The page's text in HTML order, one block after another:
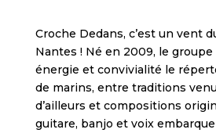
Croche Dedans, c’est un vent
Nantes ! Né en 2009, le
énergie et convivialité le
de marins, entre traditions
d’ailleurs et compositions
guitare, banjo et voix